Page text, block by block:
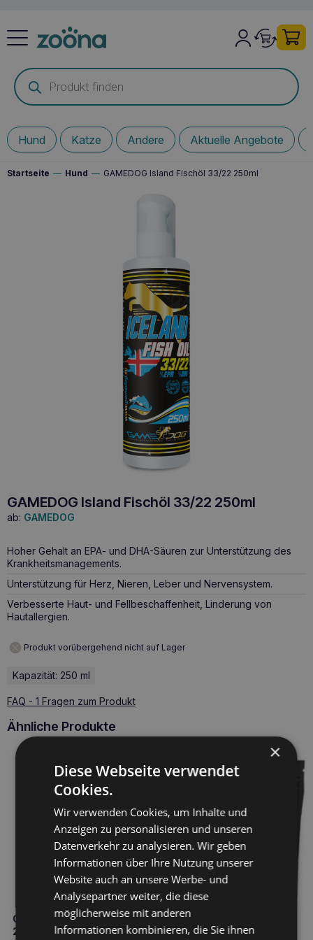
Products
search
Hund Katze Andere Aktuelle Angebote
Startseite — Hund — GAMEDOG Island Fischöl 33/22 250ml
GAMEDOG Island Fischöl 33/22 250ml
ab: GAMEDOG
Hoher Gehalt an EPA- und DHA-Säuren zur Unterstützung des
Krankheitsmanagements.
Unterstützung für Herz, Nieren, Leber und Nervensystem.
Verbesserte Haut- und Fellbeschaffenheit, Linderung von
Hautallergien.
Produkt vorübergehend nicht auf Lager
Kapazität: 250 ml
FAQ - 1 Fragen zum Produkt
Ähnliche Produkte
GAMEDOG Island Fischöl 18/12
250ml
×
Diese Webseite verwendet
Cookies.
Wir verwenden Cookies, um Inhalte und
Anzeigen zu personalisieren und unseren
Datenverkehr zu analysieren. Wir geben
Informationen über Ihre Nutzung unserer
Website auch an unsere Werbe- und
Analysepartner weiter, die diese
möglicherweise mit anderen
Informationen kombinieren, die Sie ihnen